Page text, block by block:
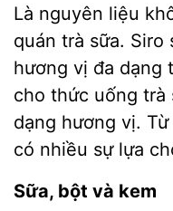
Là nguyên liệu
quán trà sữa. Siro
hương vị đa dạng
cho thức uống trà
dạng hương vị.
có nhiều sự lựa
Sữa, bột và kem